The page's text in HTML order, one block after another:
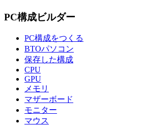
PC構成ビルダー
PC構成をつくる
BTOパソコン
保存した構成
CPU
GPU
メモリ
マザーボード
モニター
マウス